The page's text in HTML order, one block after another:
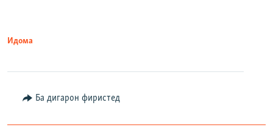
Идома
Ба дигарон фиристед